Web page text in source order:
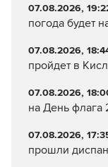
07.08.2026,
погода будет
07.08.2026,
пройдет в
07.08.2026,
на День флага
07.08.2026,
прошли